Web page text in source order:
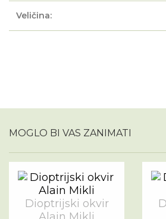
Veličina:
MOGLO BI VAS ZANIMATI
Dioptrijski okvir